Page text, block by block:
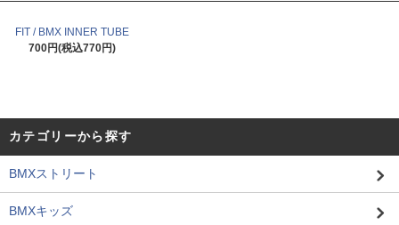
FIT / BMX INNER TUBE
700円(税込770円)
カテゴリーから探す
BMXストリート
BMXキッズ